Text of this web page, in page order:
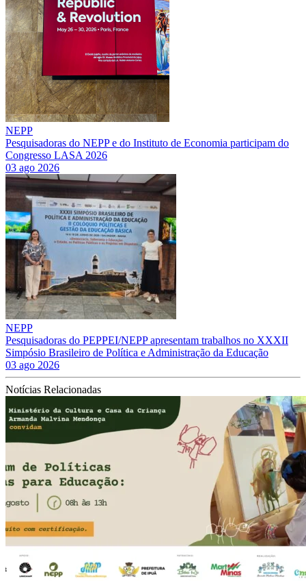
NEPP
Pesquisadoras do NEPP e do Instituto de Economia participam do
Congresso LASA 2026
03 ago 2026
NEPP
Pesquisadoras do PEPPEI/NEPP apresentam trabalhos no XXXII
Simpósio Brasileiro de Política e Administração da Educação
03 ago 2026
Notícias Relacionadas